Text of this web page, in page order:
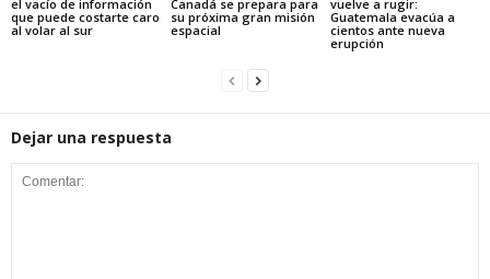
el vacío de información
que puede costarte caro
al volar al sur
Canadá se prepara para
su próxima gran misión
espacial
vuelve a rugir:
Guatemala evacúa a
cientos ante nueva
erupción
Dejar una respuesta